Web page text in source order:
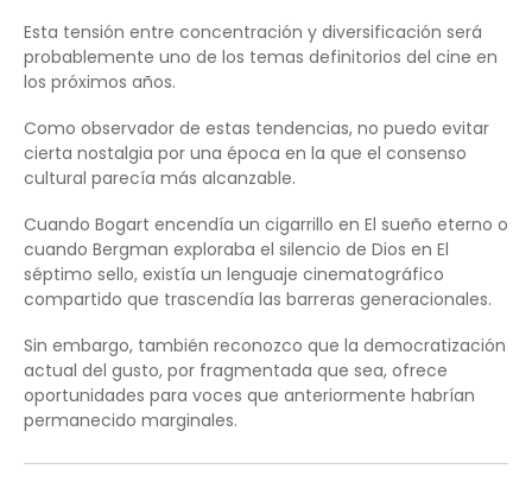
Esta tensión entre concentración y diversificación será
probablemente uno de los temas definitorios del cine en
los próximos años.
Como observador de estas tendencias, no puedo evitar
cierta nostalgia por una época en la que el consenso
cultural parecía más alcanzable.
Cuando Bogart encendía un cigarrillo en El sueño eterno o
cuando Bergman exploraba el silencio de Dios en El
séptimo sello, existía un lenguaje cinematográfico
compartido que trascendía las barreras generacionales.
Sin embargo, también reconozco que la democratización
actual del gusto, por fragmentada que sea, ofrece
oportunidades para voces que anteriormente habrían
permanecido marginales.